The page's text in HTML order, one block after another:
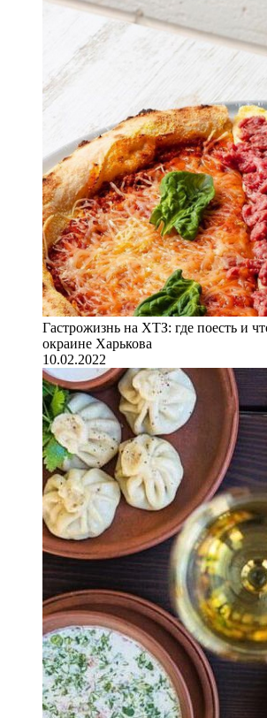
Гастрожизнь на ХТЗ: где поесть и
окраине Харькова
10.02.2022